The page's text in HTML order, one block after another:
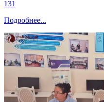
СОВРЕМЕННЫЕ
И ОБМЕН
ОПЫТОМ В
ИМЕНИ М.